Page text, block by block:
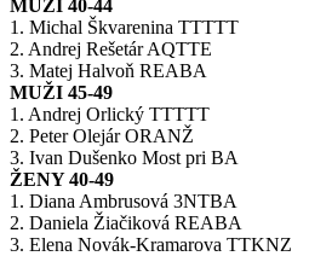
MUŽI 40-44
1. Michal Škvarenina TTTTT
2. Andrej Rešetár AQTTE
3. Matej Halvoň REABA
MUŽI 45-49
1. Andrej Orlický TTTTT
2. Peter Olejár ORANŽ
3. Ivan Dušenko Most pri BA
ŽENY 40-49
1. Diana Ambrusová 3NTBA
2. Daniela Žiačiková REABA
3. Elena Novák-Kramarova TTKNZ